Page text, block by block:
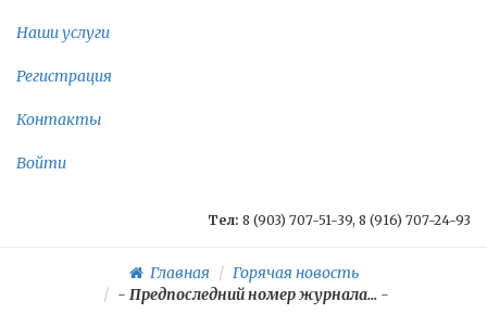
Наши услуги
Регистрация
Контакты
Войти
Тел: 8 (903) 707-51-39, 8 (916) 707-24-93
Главная
Горячая новость
- Предпоследний номер журнала... -